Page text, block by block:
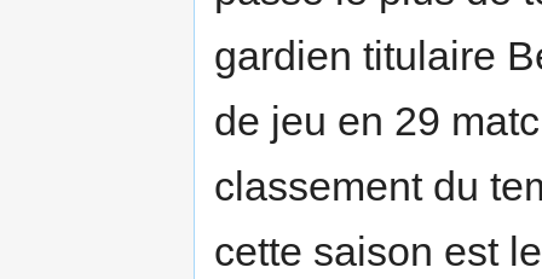
gardien titulaire
de jeu en 29
classement du
cette saison est